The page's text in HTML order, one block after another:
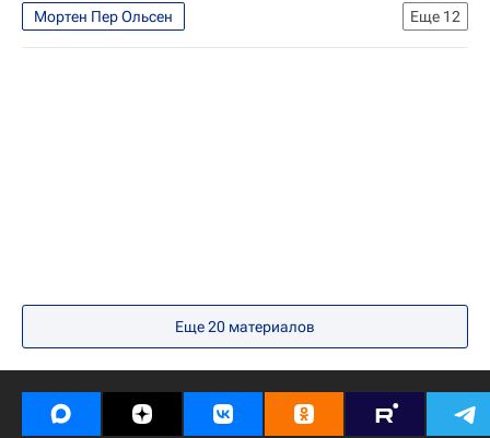
Еще 12
Мортен Пер Ольсен
Блог команды главного футбольного журнала страны - Блоги
Еще20 материалов